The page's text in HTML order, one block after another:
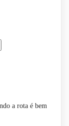
a rota é bem